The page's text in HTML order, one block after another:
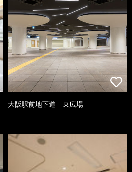
大阪駅前地下道 東広場